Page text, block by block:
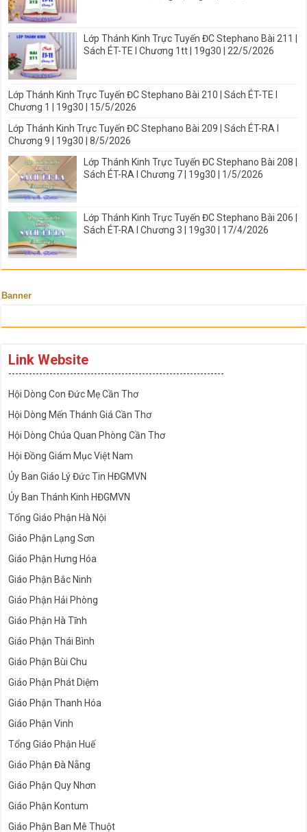
Lớp Thánh Kinh Trực Tuyến ĐC Stephano Bài 211 |
Sách ÉT-TE I Chương 1tt | 19g30 | 22/5/2026
Lớp Thánh Kinh Trực Tuyến ĐC Stephano Bài 210 | Sách ÉT-TE I
Chương 1 | 19g30 | 15/5/2026
Lớp Thánh Kinh Trực Tuyến ĐC Stephano Bài 209 | Sách ÉT-RA I
Chương 9 | 19g30 | 8/5/2026
Lớp Thánh Kinh Trực Tuyến ĐC Stephano Bài 208 |
Sách ÉT-RA I Chương 7 | 19g30 | 1/5/2026
Lớp Thánh Kinh Trực Tuyến ĐC Stephano Bài 206 |
Sách ÉT-RA I Chương 3 | 19g30 | 17/4/2026
Banner
Link Website
---------------------------------------------------------------
Hội Dòng Con Đức Mẹ Cần Thơ
Hội Dòng Mến Thánh Giá Cần Thơ
Hội Dòng Chúa Quan Phòng Cần Thơ
Hội Đồng Giám Mục Việt Nam
Ủy Ban Giáo Lý Đức Tin HĐGMVN
Ủy Ban Thánh Kinh HĐGMVN
Tổng Giáo Phận Hà Nội
Giáo Phận Lạng Sơn
Giáo Phận Hưng Hóa
Giáo Phận Bắc Ninh
Giáo Phận Hải Phòng
Giáo Phận Hà Tĩnh
Giáo Phận Thái Bình
Giáo Phận Bùi Chu
Giáo Phận Phát Diệm
Giáo Phận Thanh Hóa
Giáo Phận Vinh
Tổng Giáo Phận Huế
Giáo Phận Đà Nẵng
Giáo Phận Quy Nhơn
Giáo Phận Kontum
Giáo Phận Ban Mê Thuột